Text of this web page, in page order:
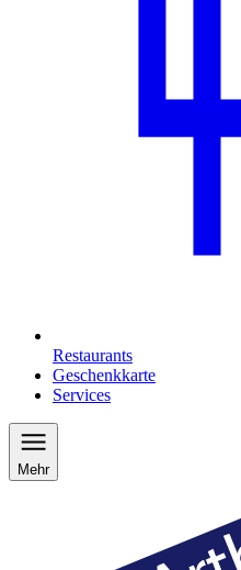
Restaurants
Geschenkkarte
Services
Mehr